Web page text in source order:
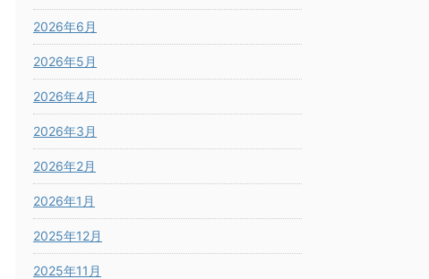
2026年6月
2026年5月
2026年4月
2026年3月
2026年2月
2026年1月
2025年12月
2025年11月